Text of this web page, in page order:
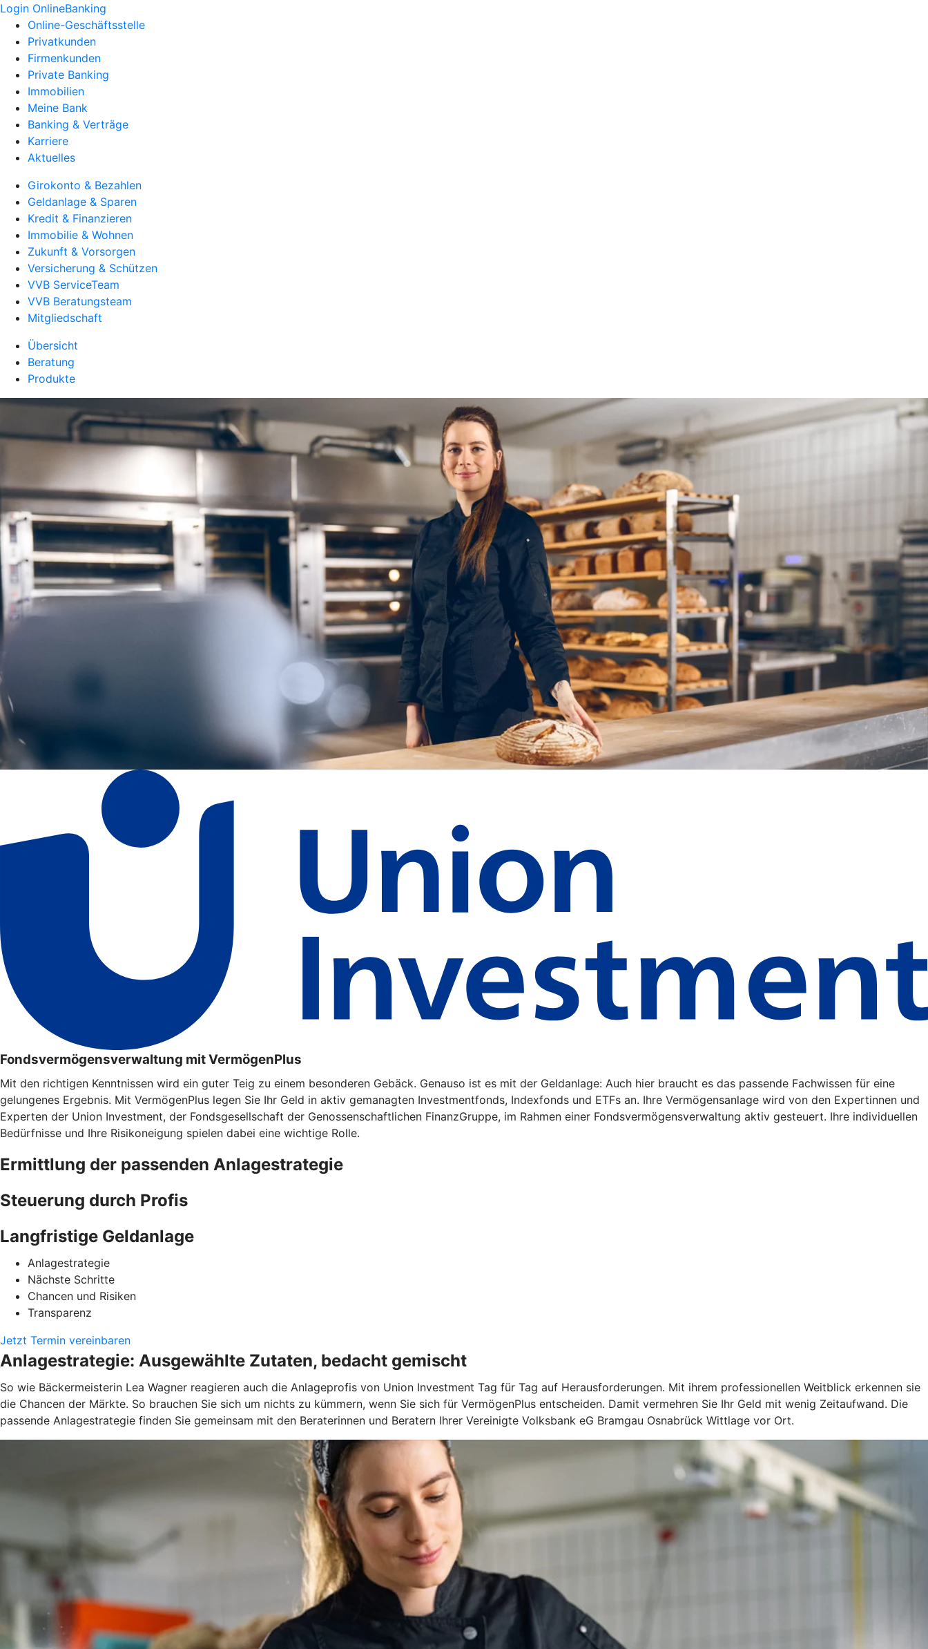
Login OnlineBanking
Online-Geschäftsstelle
Privatkunden
Firmenkunden
Private Banking
Immobilien
Meine Bank
Banking & Verträge
Karriere
Aktuelles
Girokonto & Bezahlen
Geldanlage & Sparen
Kredit & Finanzieren
Immobilie & Wohnen
Zukunft & Vorsorgen
Versicherung & Schützen
VVB ServiceTeam
VVB Beratungsteam
Mitgliedschaft
Übersicht
Beratung
Produkte
Fondsvermögensverwaltung mit VermögenPlus
Mit den richtigen Kenntnissen wird ein guter Teig zu einem besonderen Gebäck. Genauso ist es mit der Geldanlage: Auch hier braucht es das passende Fachwissen für eine
gelungenes Ergebnis. Mit VermögenPlus legen Sie Ihr Geld in aktiv gemanagten Investmentfonds, Indexfonds und ETFs an. Ihre Vermögensanlage wird von den Expertinnen und
Experten der Union Investment, der Fondsgesellschaft der Genossenschaftlichen FinanzGruppe, im Rahmen einer Fondsvermögensverwaltung aktiv gesteuert. Ihre individuellen
Bedürfnisse und Ihre Risikoneigung spielen dabei eine wichtige Rolle.
Ermittlung der passenden Anlagestrategie
Steuerung durch Profis
Langfristige Geldanlage
Anlagestrategie
Nächste Schritte
Chancen und Risiken
Transparenz
Jetzt Termin vereinbaren
Anlagestrategie: Ausgewählte Zutaten, bedacht gemischt
So wie Bäckermeisterin Lea Wagner reagieren auch die Anlageprofis von Union Investment Tag für Tag auf Herausforderungen. Mit ihrem professionellen Weitblick erkennen sie
die Chancen der Märkte. So brauchen Sie sich um nichts zu kümmern, wenn Sie sich für VermögenPlus entscheiden. Damit vermehren Sie Ihr Geld mit wenig Zeitaufwand. Die
passende Anlagestrategie finden Sie gemeinsam mit den Beraterinnen und Beratern Ihrer Vereinigte Volksbank eG Bramgau Osnabrück Wittlage vor Ort.